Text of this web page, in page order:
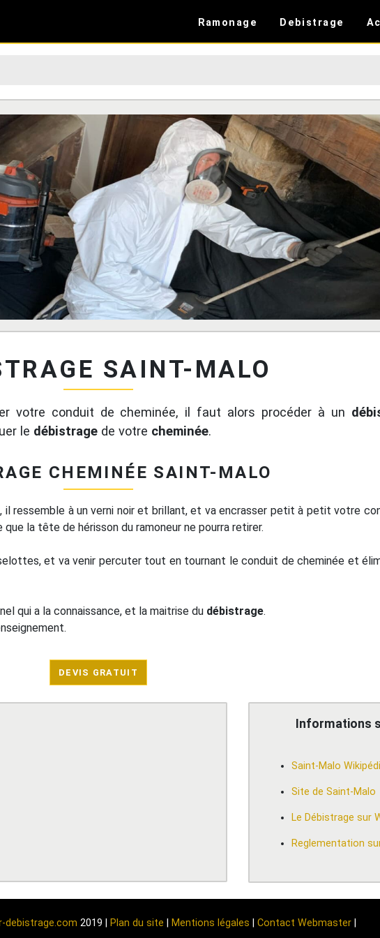
Ramonage Debistrage
SAINT-MALO
votre conduit de cheminée, il faut alors procéder à un
le débistrage de votre cheminée.
CHEMINÉE SAINT-MALO
ressemble à un verni noir et brillant, et va encrasser petit à petit votre
la tête de hérisson du ramoneur ne pourra retirer.
et va venir percuter tout en tournant le conduit de cheminée et
qui a la connaissance, et la maitrise du débistrage.
DEVIS GRATUIT
Informations
Saint-Malo
Site de Saint-Malo
Le Débistrage sur
Reglementation
debistrage.com 2019 | Plan du site Mentions légales Contact Webmaster|